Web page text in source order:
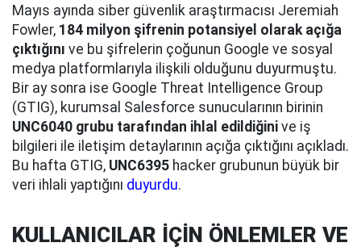
Mayıs ayında siber güvenlik araştırmacısı Jeremiah
Fowler, 184 milyon şifrenin potansiyel olarak açığa
çıktığını ve bu şifrelerin çoğunun Google ve sosyal
medya platformlarıyla ilişkili olduğunu duyurmuştu.
Bir ay sonra ise Google Threat Intelligence Group
(GTIG), kurumsal Salesforce sunucularının birinin
UNC6040 grubu tarafından ihlal edildiğini ve iş
bilgileri ile iletişim detaylarının açığa çıktığını açıkladı.
Bu hafta GTIG, UNC6395 hacker grubunun büyük bir
veri ihlali yaptığını duyurdu.
KULLANICILAR İÇİN ÖNLEMLER VE